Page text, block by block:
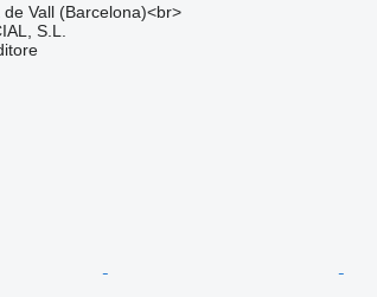
Vall (Barcelona)<br>
S.L.